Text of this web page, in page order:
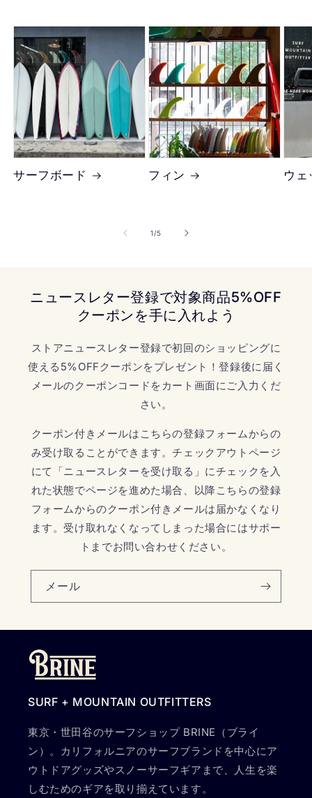
サーフボード フィン ウェ
1/の
5
ニュースレター登録で対象商品5%OFF
クーポンを手に入れよう
ストアニュースレター登録で初回のショッピングに
使える5%OFFクーポンをプレゼント！登録後に届く
メールのクーポンコードをカート画面にご入力くだ
さい。
クーポン付きメールはこちらの登録フォームからの
み受け取ることができます。チェックアウトページ
にて「ニュースレターを受け取る」にチェックを入
れた状態でページを進めた場合、以降こちらの登録
フォームからのクーポン付きメールは届かなくなり
ます。受け取れなくなってしまった場合にはサポー
トまでお問い合わせください。
メール
SURF + MOUNTAIN OUTFITTERS
東京・世田谷のサーフショップ BRINE（ブライ
ン）。カリフォルニアのサーフブランドを中心にア
ウトドアグッズやスノーサーフギアまで、人生を楽
しむためのギアを取り揃えています。